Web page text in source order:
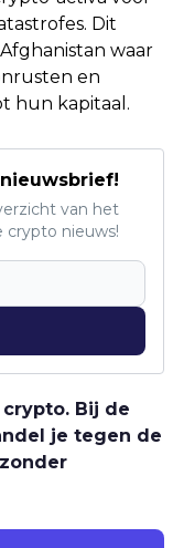
Dit
waar
en
hun kapitaal.
van het
crypto nieuws!
Bij de
je tegen de